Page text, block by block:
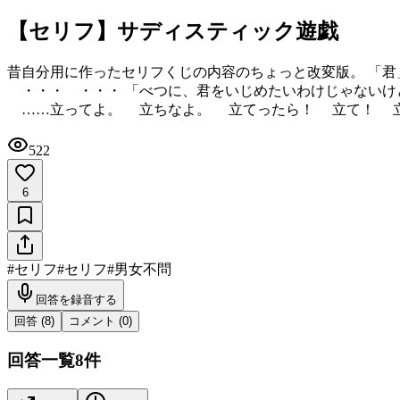
【セリフ】サディスティック遊戯
昔自分用に作ったセリフくじの内容のちょっと改変版。 「
・・・ ・・・ 「べつに、君をいじめたいわけじゃな
……立ってよ。 立ちなよ。 立てったら！ 立て！ 立
522
6
#セリフ#セリフ#男女不問
回答を録音する
回答 (8) コメント (0)
回答一覧8件